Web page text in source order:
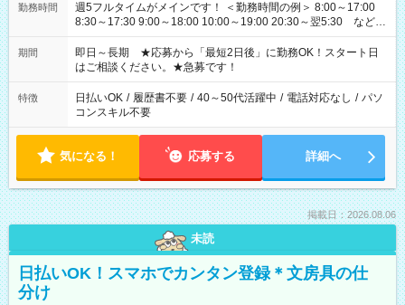
勤務時間
週5フルタイムがメインです！ ＜勤務時間の例＞ 8:00～17:00
8:30～17:30 9:00～18:00 10:00～19:00 20:30～翌5:30 など ★
その他にも勤務時間多数！ 日勤のみ、残業なし、交替制など
ご希望を教えてください！
期間
即日～長期 ★応募から「最短2日後」に勤務OK！スタート日
はご相談ください。★急募です！
特徴 日払いOK / 履歴書不要 / 40～50代活躍中 / 電話対応なし / パソ
コンスキル不要
気になる！ 応募する 詳細へ
掲載日：2026.08.06
未読
日払いOK！スマホでカンタン登録＊文房具の仕
分け